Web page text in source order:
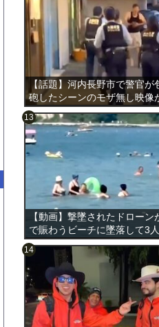
【話題】河内長野市で警官が
砲したシーンのモザ無し映像
る。
【動画】撃墜されたドローン
で賑わうビーチに墜落して3人